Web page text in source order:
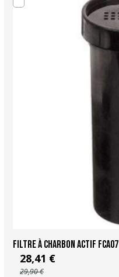
Filtre à charbon actif FCA07
28,41 €
29,90 €